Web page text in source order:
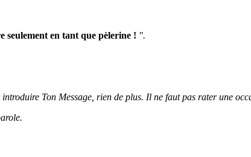
seulement en tant que pèlerine ! ".
Ton Message, rien de plus. Il ne faut pas rater une